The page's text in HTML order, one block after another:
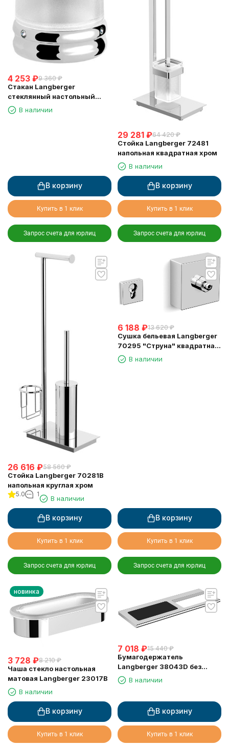
4 253 ₽9 360 ₽
Стакан Langberger
стеклянный настольный
круглый "Swarovski" 22213A
В наличии
В корзину
Купить в 1 клик
Запрос счета для юрлиц
29 281 ₽64 420 ₽
Стойка Langberger 72481
напольная квадратная хром
В наличии
В корзину
Купить в 1 клик
Запрос счета для юрлиц
26 616 ₽58 560 ₽
Стойка Langberger 70281B
напольная круглая хром
5.0 1
В наличии
В корзину
Купить в 1 клик
Запрос счета для юрлиц
6 188 ₽13 620 ₽
Сушка бельевая Langberger
70295 "Струна" квадратная
длина 2,5м.
В наличии
В корзину
Купить в 1 клик
Запрос счета для юрлиц
новинка
3 728 ₽8 210 ₽
Чаша стекло настольная
матовая Langberger 23017B
В наличии
В корзину
Купить в 1 клик
7 018 ₽15 440 ₽
Бумагодержатель
Langberger 38043D без
крышки хром с полкой с
резиновым покрытием anti-
В наличии
В корзину
Купить в 1 клик